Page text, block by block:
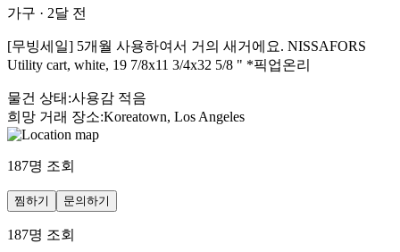
가구 · 2달 전
[무빙세일] 5개월 사용하여서 거의 새거에요. NISSAFORS
Utility cart, white, 19 7/8x11 3/4x32 5/8 " *픽업온리
물건 상태 :사용감 적음
희망 거래 장소:Koreatown, Los Angeles
187명 조회
찜하기 문의하기
187명 조회